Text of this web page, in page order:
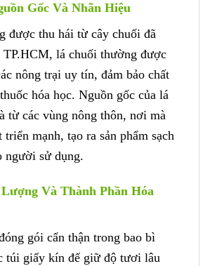
Gốc Và Nhãn Hiệu
được thu hái từ cây chuối đã
lá chuối thường được
nông trại uy tín, đảm bảo chất
hóa học. Nguồn gốc của lá
từ các vùng nông thôn, nơi mà
triển mạnh, tạo ra sản phẩm sạch
người sử dụng.
Và Thành Phần Hóa
gói cẩn thận trong bao bì
túi giấy kín để giữ độ tươi lâu